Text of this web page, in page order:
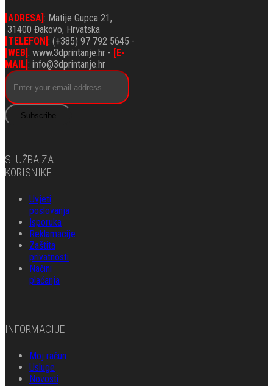
[ADRESA] : Matije Gupca 21,
31400 Đakovo, Hrvatska
[TELEFON] : (+385) 97 792 5645 -
[WEB] : www.3dprintanje.hr -
[E-
MAIL] : info@3dprintanje.hr
Subscribe
SLUŽBA ZA
KORISNIKE
Uvjeti
poslovanja
Isporuka
Reklamacije
Zaštita
privatnosti
Načini
plaćanja
INFORMACIJE
Moj račun
Usluge
Novosti